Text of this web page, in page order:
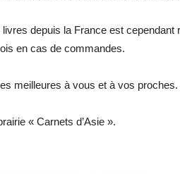
livres depuis la France est
en cas de commandes.
meilleures à vous et à vos proches.
« Carnets d’Asie ».